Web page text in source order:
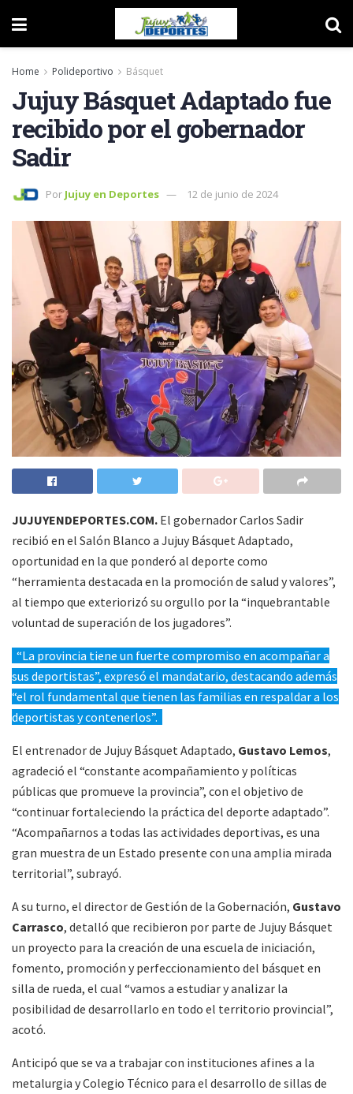
Home Polideportivo Básquet
Jujuy Básquet Adaptado fue
recibido por el gobernador
Sadir
Por Jujuy en Deportes 12 de junio de 2024
JUJUYENDEPORTES.COM. El gobernador Carlos Sadir
recibió en el Salón Blanco a Jujuy Básquet Adaptado,
oportunidad en la que ponderó al deporte como
“herramienta destacada en la promoción de salud y valores”,
al tiempo que exteriorizó su orgullo por la “inquebrantable
voluntad de superación de los jugadores”.
“La provincia tiene un fuerte compromiso en acompañar a
sus deportistas”, expresó el mandatario, destacando además
“el rol fundamental que tienen las familias en respaldar a los
deportistas y contenerlos”.
El entrenador de Jujuy Básquet Adaptado, Gustavo Lemos,
agradeció el “constante acompañamiento y políticas
públicas que promueve la provincia”, con el objetivo de
“continuar fortaleciendo la práctica del deporte adaptado”.
“Acompañarnos a todas las actividades deportivas, es una
gran muestra de un Estado presente con una amplia mirada
territorial”, subrayó.
A su turno, el director de Gestión de la Gobernación, Gustavo
Carrasco, detalló que recibieron por parte de Jujuy Básquet
un proyecto para la creación de una escuela de iniciación,
fomento, promoción y perfeccionamiento del básquet en
silla de rueda, el cual “vamos a estudiar y analizar la
posibilidad de desarrollarlo en todo el territorio provincial”,
acotó.
Anticipó que se va a trabajar con instituciones afines a la
metalurgia y Colegio Técnico para el desarrollo de sillas de